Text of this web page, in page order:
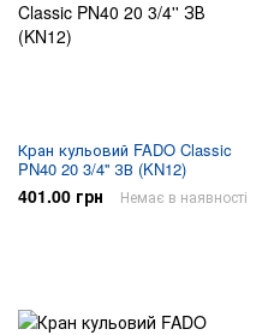
Кран кульовий FADO Classic
PN40 20 3/4'' ЗВ (KN12)
401.00 грн Немає в наявності